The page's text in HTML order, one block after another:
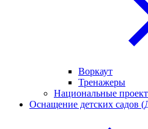
Воркаут
Тренажеры
Национальные
Оснащение детских садов